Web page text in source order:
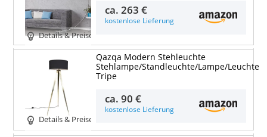
Details & Preise
ca.263 €
kostenlose Lieferung
Details & Preise
Qazqa Modern Stehleuchte
Stehlampe/Standleuchte/Lampe/Leuchte
Tripe
ca.90 €
kostenlose Lieferung